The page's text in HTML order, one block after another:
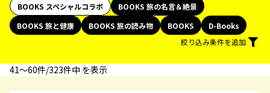
BOOKS スペシャルコラボ
BOOKS 旅の名言＆絶景
BOOKS 旅と健康
BOOKS 旅の読み物 BOOKS
D-Books
絞り込み条件を追加
41〜60件/323件中 を表示